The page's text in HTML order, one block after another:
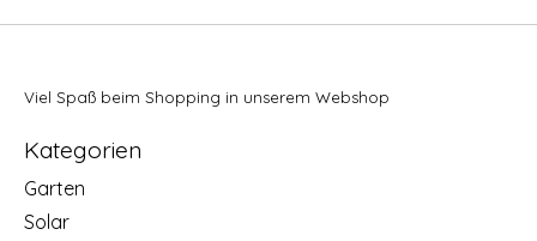
Viel Spaß beim Shopping in unserem Webshop
Kategorien
Garten
Solar